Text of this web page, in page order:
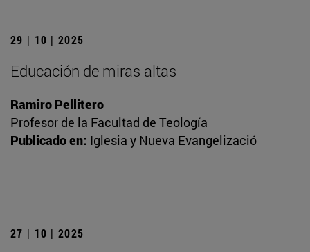
29 | 10 | 2025
Educación de miras altas
Ramiro Pellitero
Profesor de la Facultad de Teología
Publicado en: Iglesia y Nueva Evangelizació
27 | 10 | 2025